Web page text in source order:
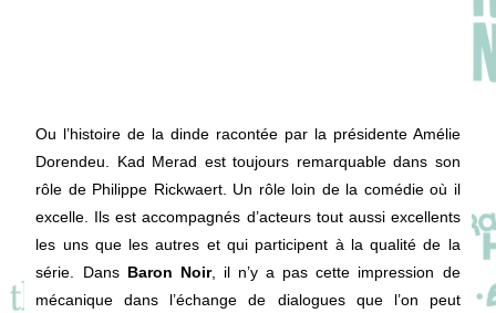
Ou l’histoire de la dinde racontée par la présidente Amélie
Dorendeu. Kad Merad est toujours remarquable dans son
rôle de Philippe Rickwaert. Un rôle loin de la comédie où il
excelle. Ils est accompagnés d’acteurs tout aussi excellents
les uns que les autres et qui participent à la qualité de la
série. Dans Baron Noir, il n’y a pas cette impression de
mécanique dans l’échange de dialogues que l’on peut